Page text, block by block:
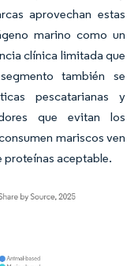
aprovechan estas
marino como un
clínica limitada que
también se
pescatarianas y
que evitan los
mariscos ven
proteínas aceptable.